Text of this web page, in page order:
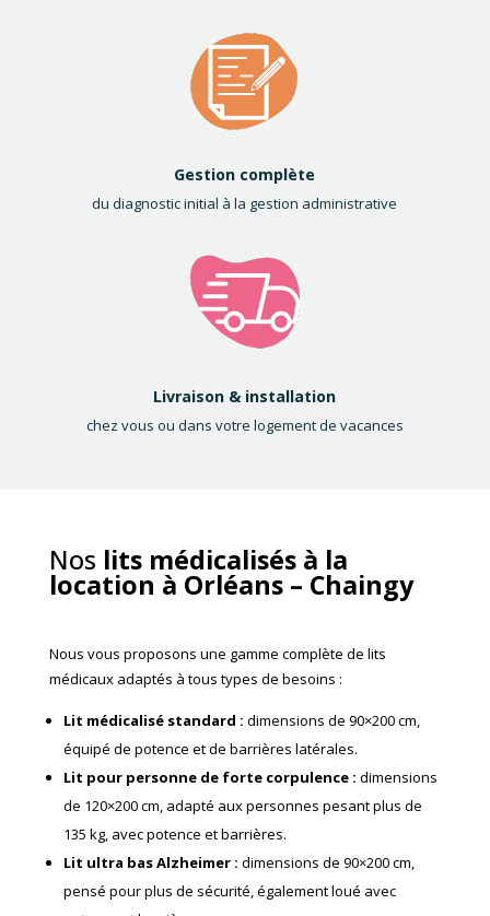
Gestion complète
du diagnostic initial à la gestion administrative
Livraison & installation
chez vous ou dans votre logement de vacances
Nos lits médicalisés à la
location à Orléans – Chaingy
Nous vous proposons une gamme complète de lits
médicaux adaptés à tous types de besoins :
Lit médicalisé standard : dimensions de 90×200 cm,
équipé de potence et de barrières latérales.
Lit pour personne de forte corpulence : dimensions
de 120×200 cm, adapté aux personnes pesant plus de
135 kg, avec potence et barrières.
Lit ultra bas Alzheimer : dimensions de 90×200 cm,
pensé pour plus de sécurité, également loué avec